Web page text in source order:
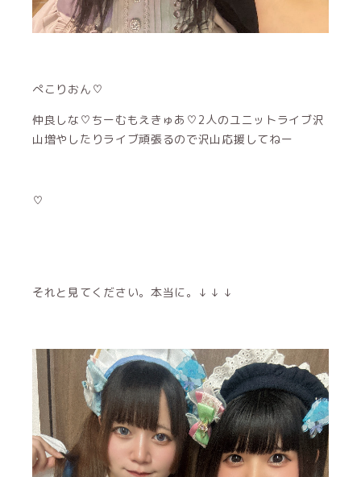
ぺこりおん♡
仲良しな♡ちーむもえきゅあ♡2人のユニットライブ沢
山増やしたりライブ頑張るので沢山応援してねー
♡
それと見てください。本当に。↓ ↓ ↓